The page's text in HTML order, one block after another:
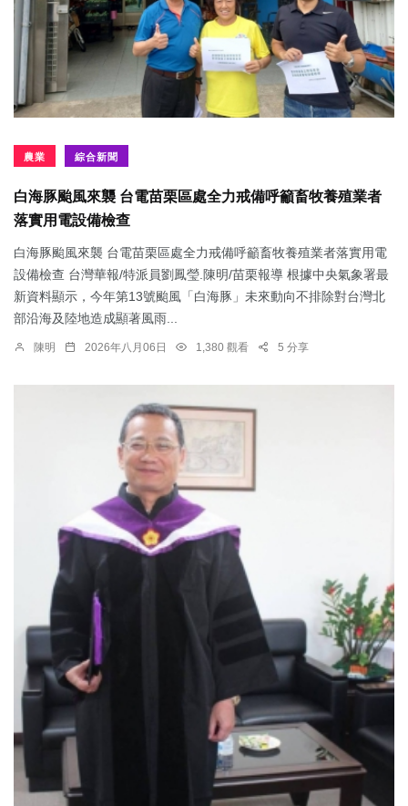
農業 綜合新聞
白海豚颱風來襲 台電苗栗區處全力戒備呼籲畜牧養殖業者
落實用電設備檢查
白海豚颱風來襲 台電苗栗區處全力戒備呼籲畜牧養殖業者落實用電
設備檢查 台灣華報/特派員劉鳳瑩.陳明/苗栗報導 根據中央氣象署最
新資料顯示，今年第13號颱風「白海豚」未來動向不排除對台灣北
部沿海及陸地造成顯著風雨...
陳明 2026年八月06日 1,380 觀看 5 分享